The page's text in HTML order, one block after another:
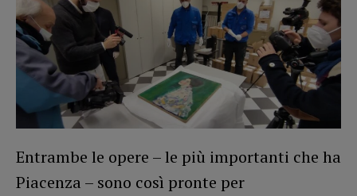
Entrambe le opere – le più importanti che ha
Piacenza – sono così pronte per